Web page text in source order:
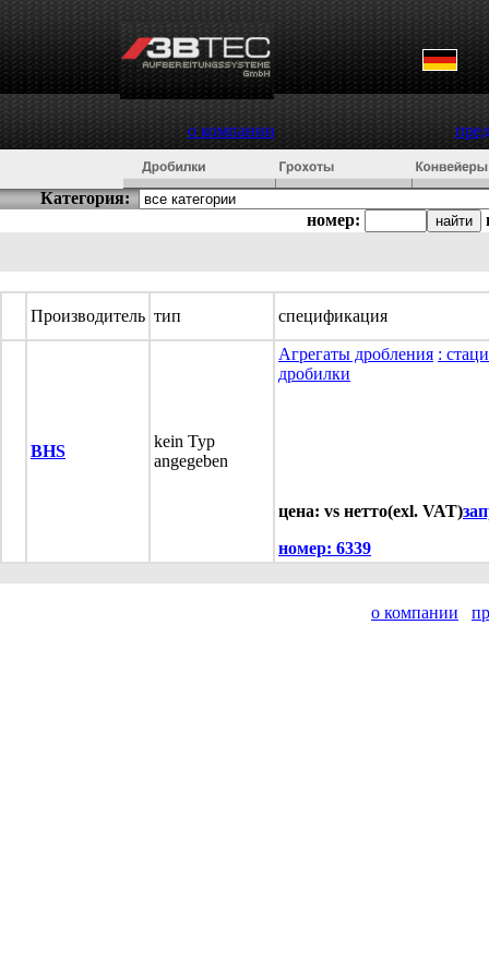
о компании
Категория:
номер:
Производитель тип спецификация
BHS
kein Typ
angegeben
Агрегаты дробления :
дробилки
цена: vs нетто(exl. VAT)
номер: 6339
о компании